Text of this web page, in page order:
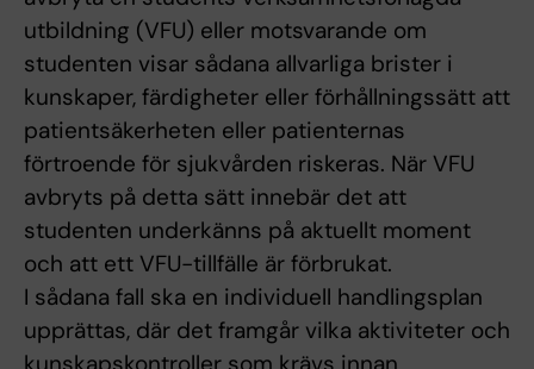
utbildning (VFU) eller motsvarande om
studenten visar sådana allvarliga brister i
kunskaper, färdigheter eller förhållningssätt att
patientsäkerheten eller patienternas
förtroende för sjukvården riskeras. När VFU
avbryts på detta sätt innebär det att
studenten underkänns på aktuellt moment
och att ett VFU-tillfälle är förbrukat.
I sådana fall ska en individuell handlingsplan
upprättas, där det framgår vilka aktiviteter och